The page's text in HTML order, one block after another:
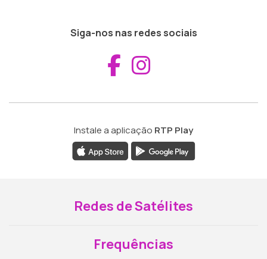
Siga-nos nas redes sociais
Aceder ao
Instale a aplicação RTP Play
Redes de Satélites
Frequências